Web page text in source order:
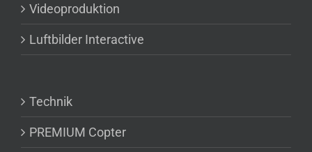
Videoproduktion
Luftbilder Interactive
Technik
PREMIUM Copter